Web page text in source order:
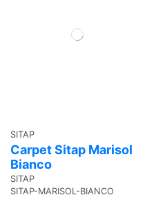
SITAP
Carpet Sitap Marisol
Bianco
SITAP
SITAP-MARISOL-BIANCO